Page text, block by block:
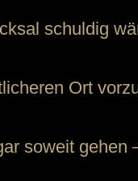
schuldig
Ort
soweit gehen